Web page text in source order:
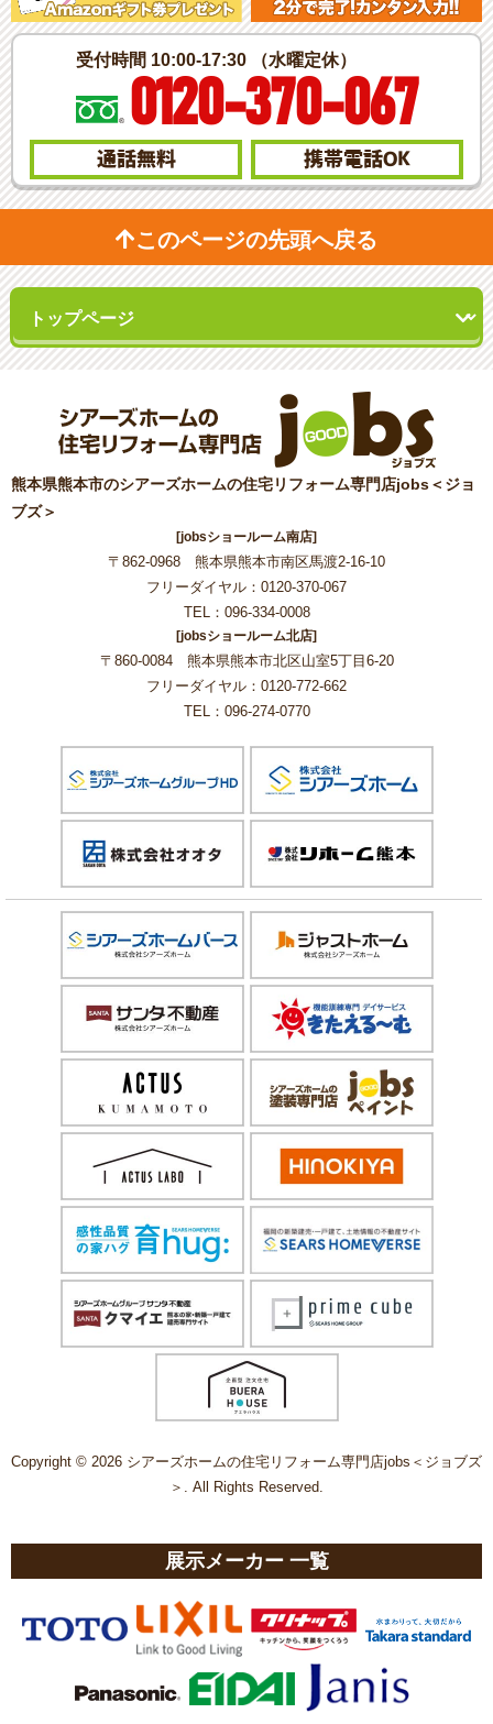
受付時間 10:00-17:30 （水曜定休）
0120-370-067
通話無料 携帯電話OK
このページの先頭へ戻る
熊本県熊本市のシアーズホームの住宅リフォーム専門店jobs＜ジョ
ブズ＞
[jobsショールーム南店]
〒862-0968 熊本県熊本市南区馬渡2-16-10
フリーダイヤル：0120-370-067
TEL：096-334-0008
[jobsショールーム北店]
〒860-0084 熊本県熊本市北区山室5丁目6-20
フリーダイヤル：0120-772-662
TEL：096-274-0770
Copyright © 2026 シアーズホームの住宅リフォーム専門店jobs＜ジョブズ
＞. All Rights Reserved.
展示メーカー 一覧